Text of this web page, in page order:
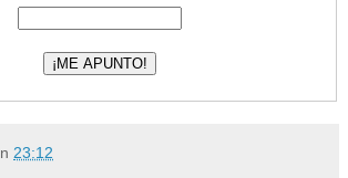
23:12